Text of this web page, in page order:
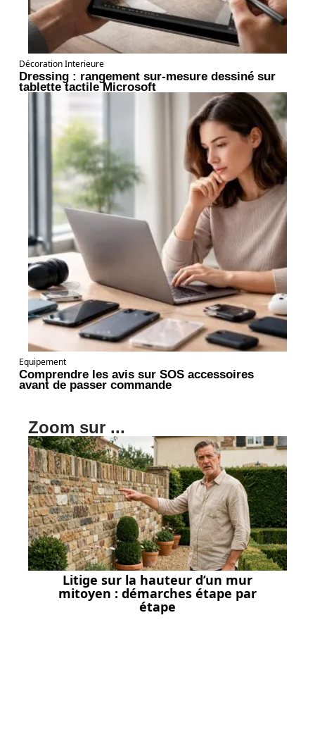
Décoration Interieure
Dressing : rangement sur-mesure dessiné sur
tablette tactile Microsoft
Equipement
Comprendre les avis sur SOS accessoires
avant de passer commande
Zoom sur ...
Litige sur la hauteur d’un mur
mitoyen : démarches étape par
étape